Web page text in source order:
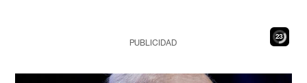
22
PUBLICIDAD